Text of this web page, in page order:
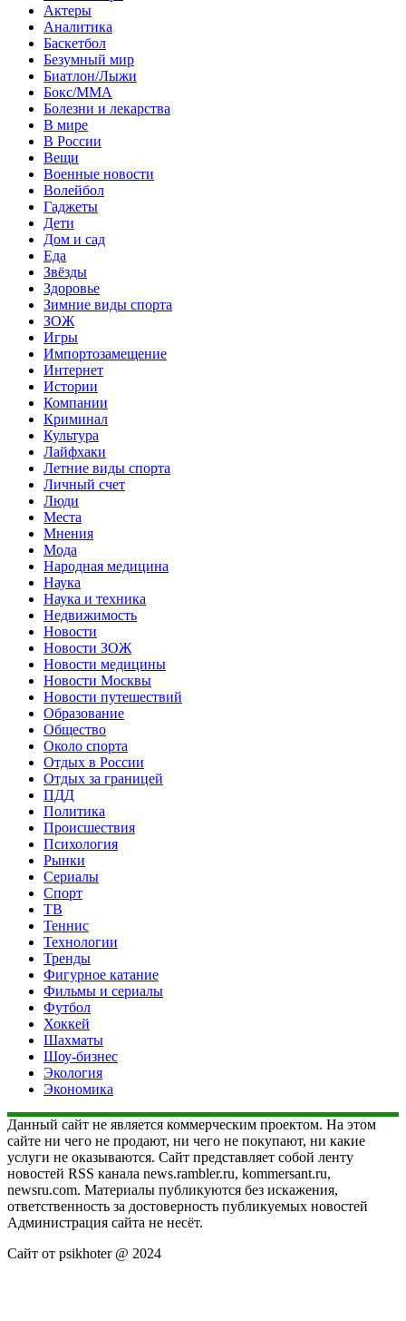
Актеры
Аналитика
Баскетбол
Безумный мир
Биатлон/Лыжи
Бокс/MMA
Болезни и лекарства
В мире
В России
Вещи
Военные новости
Волейбол
Гаджеты
Дети
Дом и сад
Еда
Звёзды
Здоровье
Зимние виды спорта
ЗОЖ
Игры
Импортозамещение
Интернет
Истории
Компании
Криминал
Культура
Лайфхаки
Летние виды спорта
Личный счет
Люди
Места
Мнения
Мода
Народная медицина
Наука
Наука и техника
Недвижимость
Новости
Новости ЗОЖ
Новости медицины
Новости Москвы
Новости путешествий
Образование
Общество
Около спорта
Отдых в России
Отдых за границей
ПДД
Политика
Происшествия
Психология
Рынки
Сериалы
Спорт
ТВ
Теннис
Технологии
Тренды
Фигурное катание
Фильмы и сериалы
Футбол
Хоккей
Шахматы
Шоу-бизнес
Экология
Экономика
Данный сайт не является коммерческим проектом. На этом
сайте ни чего не продают, ни чего не покупают, ни какие
услуги не оказываются. Сайт представляет собой ленту
новостей RSS канала news.rambler.ru, kommersant.ru,
newsru.com. Материалы публикуются без искажения,
ответственность за достоверность публикуемых новостей
Администрация сайта не несёт.
Сайт от psikhoter @ 2024